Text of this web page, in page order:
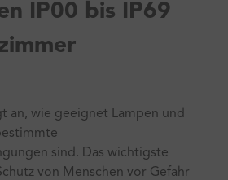
IP00 bis IP69
an, wie geeignet Lampen und
sind. Das wichtigste
von Menschen vor Gefahr